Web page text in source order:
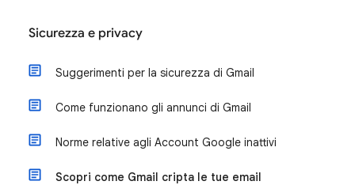
Sicurezza e privacy
Suggerimenti per la sicurezza di Gmail
Come funzionano gli annunci di Gmail
Norme relative agli Account Google inattivi
Scopri come Gmail cripta le tue email